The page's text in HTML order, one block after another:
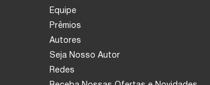
Equipe
Prêmios
Autores
Seja Nosso Autor
Redes